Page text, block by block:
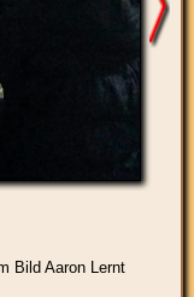
Bild Aaron Lernt